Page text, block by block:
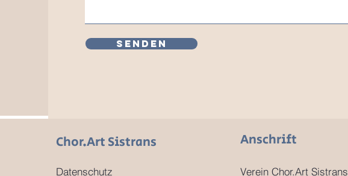
Senden
Chor.Art Sistrans
Datenschutz
Anschrift
Verein Chor.Art Sistrans